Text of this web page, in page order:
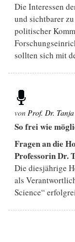
Die Interessen
und sichtbarer
politischer
sollten sich mit
von Prof. Dr.
So frei wie
Fragen an die
Professorin Dr.
Die diesjährige
als
Science“